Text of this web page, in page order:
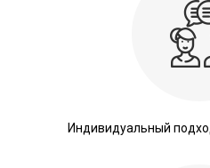
Индивидуальный